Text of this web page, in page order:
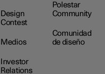
Design
Contest
Medios
Investor
Relations
Polestar
Community
Comunidad
de diseño